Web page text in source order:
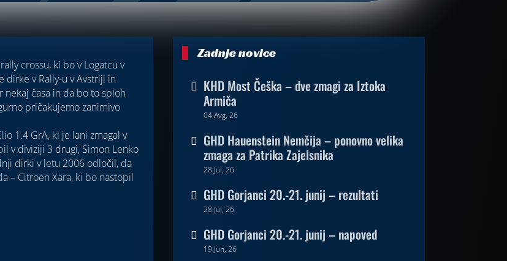
crossu, ki bo v Logatcu v
dirke v Rally-u v Avstriji in
nekaj časa in da bo to sploh
pričakujemo zanimivo
1.4 GrA, ki je lani zmagal v
v diviziji 3 drugi, Simon Lenko
dirki v letu 2006 odločil, da
– Citroen Xara, ki bo nastopil
Zadnje novice
 KHD Most Češka – dve zmagi za Iztoka
Armiča
04 Avg, 26
 GHD Hauenstein Nemčija – ponovno velika
zmaga za Patrika Zajelsnika
28 Jul, 26
 GHD Gorjanci 20.-21. junij – rezultati
28 Jul, 26
 GHD Gorjanci 20.-21. junij – napoved
19 Jun, 26